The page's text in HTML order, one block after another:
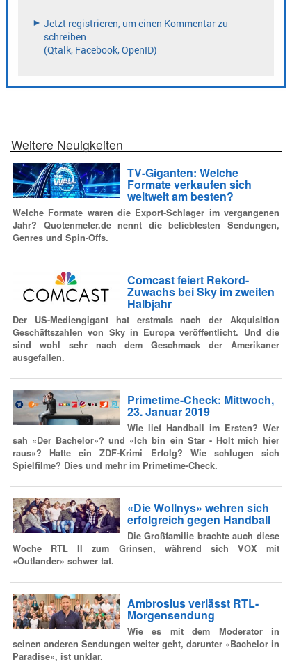
Weitere Neuigkeiten
TV-Giganten: Welche
Formate verkaufen sich
weltweit am besten?
Welche Formate waren die Export-Schlager im vergangenen
Jahr? Quotenmeter.de nennt die beliebtesten Sendungen,
Genres und Spin-Offs.
Comcast feiert Rekord-
Zuwachs bei Sky im zweiten
Halbjahr
Der US-Mediengigant hat erstmals nach der Akquisition
Geschäftszahlen von Sky in Europa veröffentlicht. Und die
sind wohl sehr nach dem Geschmack der Amerikaner
ausgefallen.
Primetime-Check: Mittwoch,
23. Januar 2019
Wie lief Handball im Ersten? Wer
sah «Der Bachelor»? und «Ich bin ein Star - Holt mich hier
raus»? Hatte ein ZDF-Krimi Erfolg? Wie schlugen sich
Spielfilme? Dies und mehr im Primetime-Check.
«Die Wollnys» wehren sich
erfolgreich gegen Handball
Die Großfamilie brachte auch diese
Woche RTL II zum Grinsen, während sich VOX mit
«Outlander» schwer tat.
Ambrosius verlässt RTL-
Morgensendung
Wie es mit dem Moderator in
seinen anderen Sendungen weiter geht, darunter «Bachelor in
Paradise», ist unklar.